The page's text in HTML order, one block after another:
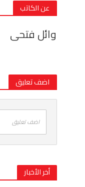
عن الكاتب
وائل فتحى
اضف تعليق
اضف تعليق
أخر الأخبار